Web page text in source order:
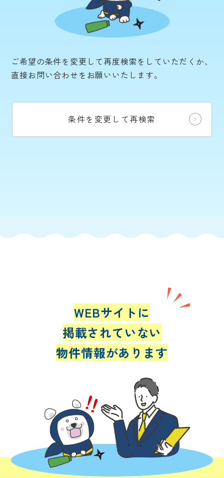
ご希望の条件を変更して再度検索をしていただくか、
直接お問い合わせをお願いいたします。
条件を変更して再検索
WEBサイトに
掲載されていない
物件情報があります